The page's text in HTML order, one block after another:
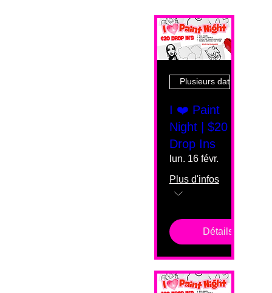
Plusieurs dates
I ❤️ Paint
Night | $20
Drop Ins
lun. 16 févr.
Plus d'infos
Détails